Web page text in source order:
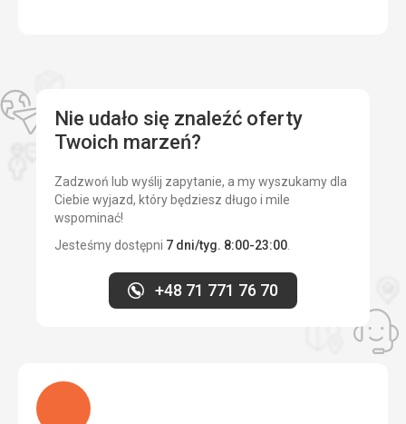
Nie udało się znaleźć oferty
Twoich marzeń?
Zadzwoń lub wyślij zapytanie, a my wyszukamy dla
Ciebie wyjazd, który będziesz długo i mile
wspominać!
Jesteśmy dostępni 7 dni/tyg. 8:00-23:00
+48 71 771 76 70
Ładuję